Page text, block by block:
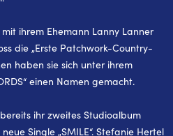
ihrem Ehemann Lanny Lanner
die „Erste Patchwork-Country-
haben sie sich unter ihrem
einen Namen gemacht.
ihr zweites Studioalbum
Single „SMILE“. Stefanie Hertel